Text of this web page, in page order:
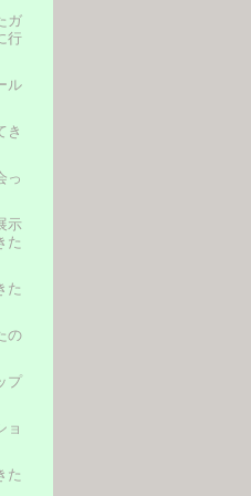
ガ
行
ル
き
っ
示
た
た
の
プ
ョ
た